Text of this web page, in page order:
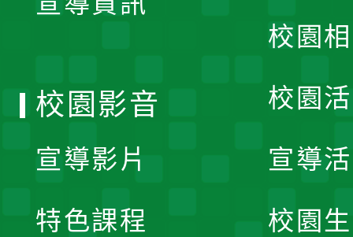
校園
校園
宣導
校園
校園影音
宣導影片
特色課程